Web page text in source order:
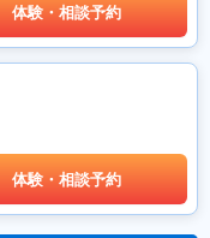
体験・相談予約
体験・相談予約